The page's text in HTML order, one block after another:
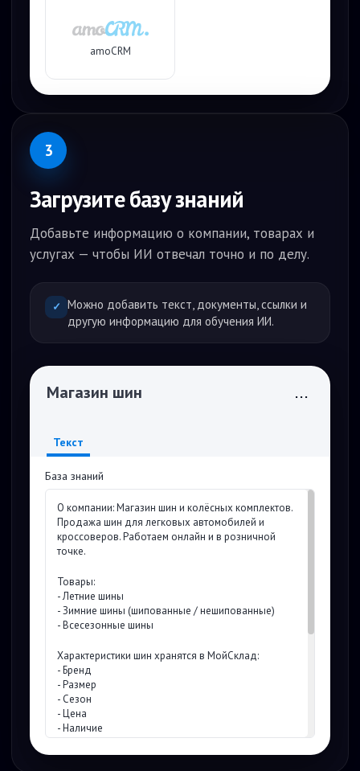
amoCRM
3
Загрузите базу знаний
Добавьте информацию о компании, товарах и
услугах — чтобы ИИ отвечал точно и по делу.
✓ Можно добавить текст, документы, ссылки и
другую информацию для обучения ИИ.
Магазин шин ...
Текст
База знаний
О компании: Магазин шин и колёсных комплектов.
Продажа шин для легковых автомобилей и
кроссоверов. Работаем онлайн и в розничной
точке.
Товары:
- Летние шины
- Зимние шины (шипованные / нешипованные)
- Всесезонные шины
Характеристики шин хранятся в МойСклад:
- Бренд
- Размер
- Сезон
- Цена
- Наличие
Цены и логика расчёта: